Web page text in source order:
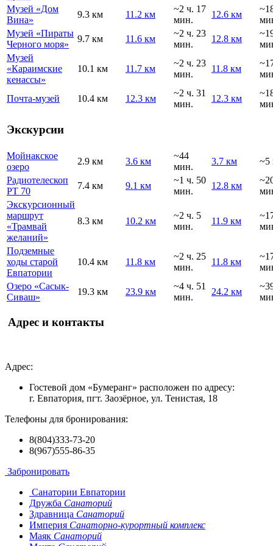
Музей «Дом
Вина»
9.3 км 11.2 км
~2 ч. 17
мин.
12.6 км
Музей «Пираты
Черного моря»
9.7 км 11.6 км
~2 ч. 23
мин.
12.8 км
Музей
«Караимские
кенассы»
10.1 км 11.7 км
~2 ч. 23
мин.
11.8 км
Почта-музей 10.4 км 12.3 км
~2 ч. 31
мин.
12.3 км
Экскурсии
Мойнакское
озеро
2.9 км 3.6 км
~44
мин.
3.7 км
~5
Радиотелескоп
РТ 70
7.4 км 9.1 км
~1 ч. 50
мин.
12.8 км
Экскурсионный
маршрут
«Трамвай
желаний»
8.3 км 10.2 км
~2 ч. 5
мин.
11.9 км
Подземные
ходы старой
Евпатории
10.4 км 11.8 км
~2 ч. 25
мин.
11.8 км
Озеро «Сасык-
Сиваш»
19.3 км 23.9 км
~4 ч. 51
мин.
24.2 км
Адрес и контакты
Адрес:
Гостевой дом «Бумеранг» расположен по адресу:
г. Евпатория, пгт. Заозёрное, ул. Тенистая, 18
Телефоны для бронирования:
8(804)333-73-20
8(967)555-86-35
Забронировать
Санатории Евпатории
Дружба Санаторий
Здравница Санаторий
Империя Санаторно-курортный комплекс
Маяк Санаторий